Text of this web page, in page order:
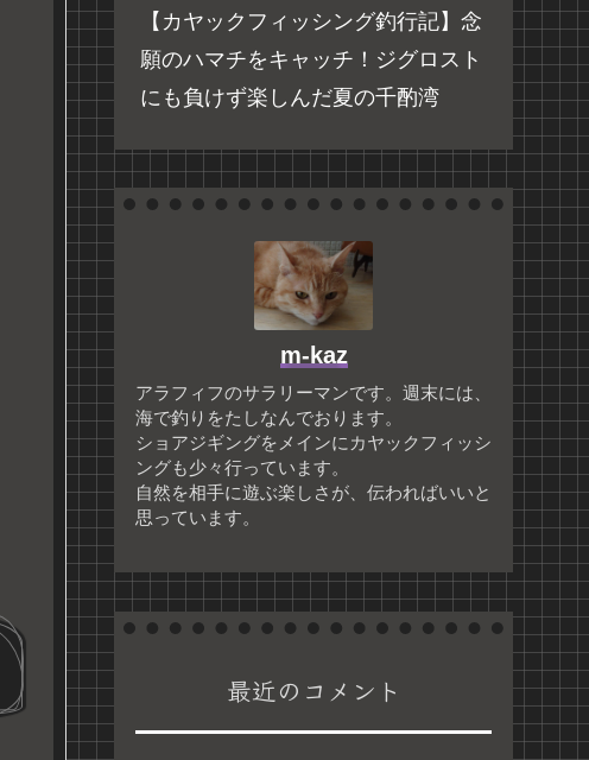
【カヤックフィッシング釣行記】念
願のハマチをキャッチ！ジグロスト
にも負けず楽しんだ夏の千酌湾
m-kaz
アラフィフのサラリーマンです。週末には、
海で釣りをたしなんでおります。
ショアジギングをメインにカヤックフィッシ
ングも少々行っています。
自然を相手に遊ぶ楽しさが、伝わればいいと
思っています。
最近のコメント